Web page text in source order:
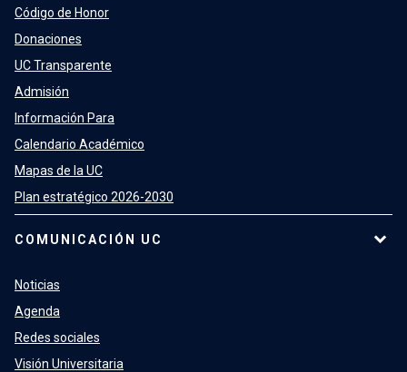
Código de Honor
Donaciones
UC Transparente
Admisión
Información Para
Calendario Académico
Mapas de la UC
Plan estratégico 2026-2030
COMUNICACIÓN UC
Noticias
Agenda
Redes sociales
Visión Universitaria